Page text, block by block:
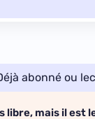
abonné ou
libre, mais il est